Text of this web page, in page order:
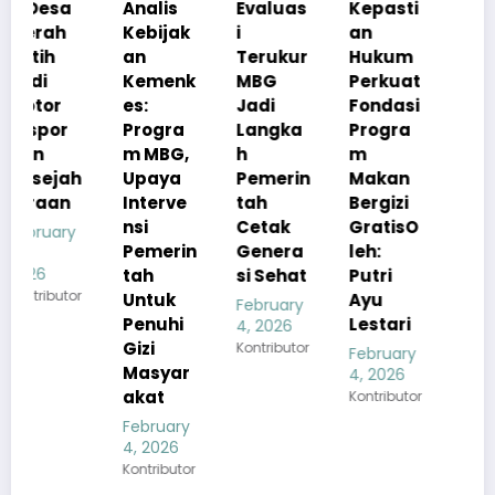
Analis
Kebijak
an
Kemenk
es:
Progra
Upaya
Interve
nsi
tah
Untuk
Evaluas
i
MBG
Langka
h
Pemerin
tah
Genera
February
4, 2026
Kepasti
Hukum
Perkuat
Fondasi
Progra
Makan
GratisO
leh:
Putri
Ayu
Lestari
February
Apresia
Pemerin
tah
Pastika
n
s Menu
MBG
Tetap
Standar
February
4, 2026
Kontributor